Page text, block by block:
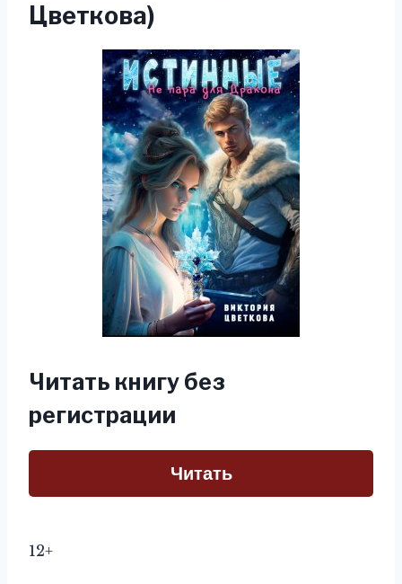
Цветкова)
Читать книгу без
регистрации
Читать
12+